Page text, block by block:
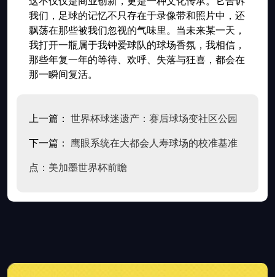
我们，足球的记忆不只存在于录像带和照片中，还
飘荡在那些被我们忽视的气味里。当未来某一天，
我打开一瓶属于我钟爱球队的球场香氛，我相信，
那些年复一年的等待、欢呼、失落与狂喜，都会在
那一瞬间复活。
上一篇： 世界杯球迷遗产：赛后球场变社区公园
下一篇： 鹰眼系统在大都会人寿球场的校准基准
点：美加墨世界杯前瞻